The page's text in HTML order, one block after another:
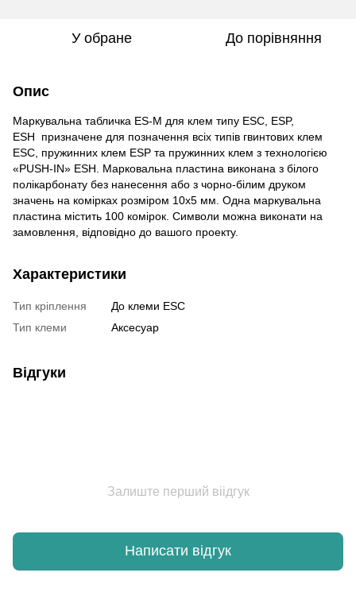
У обране До порівняння
Опис
Маркувальна табличка ES-M для клем типу ESC, ESP,
ESH призначене для позначення всіх типів гвинтових клем
ESC, пружинних клем ESP та пружинних клем з технологією
«PUSH-IN» ESH. Марковальна пластина виконана з білого
полікарбонату без нанесення або з чорно-білим друком
значень на комірках розміром 10х5 мм. Одна маркувальна
пластина містить 100 комірок. Символи можна виконати на
замовлення, відповідно до вашого проекту.
Характеристики
Тип кріплення
До клеми ESC
Тип клеми
Аксесуар
Відгуки
Залиште перший віідгук
Написати відгук